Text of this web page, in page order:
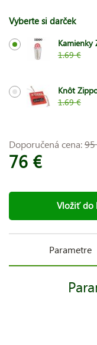
Vyberte si darček
Kamienky
1.69 €
Knôt
1.69 €
Doporučená cena:
76 €
Vložiť do
Parametre